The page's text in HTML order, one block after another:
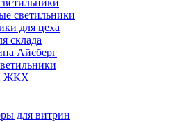
светильники
для цеха
склада
Айсберг
ЖКХ
для витрин